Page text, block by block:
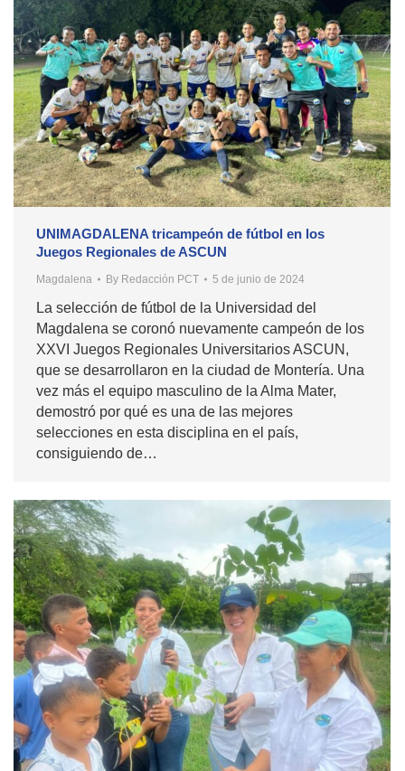
UNIMAGDALENA tricampeón de fútbol en los
Juegos Regionales de ASCUN
Magdalena By Redacción PCT 5 de junio de 2024
La selección de fútbol de la Universidad del
Magdalena se coronó nuevamente campeón de los
XXVI Juegos Regionales Universitarios ASCUN,
que se desarrollaron en la ciudad de Montería. Una
vez más el equipo masculino de la Alma Mater,
demostró por qué es una de las mejores
selecciones en esta disciplina en el país,
consiguiendo de…